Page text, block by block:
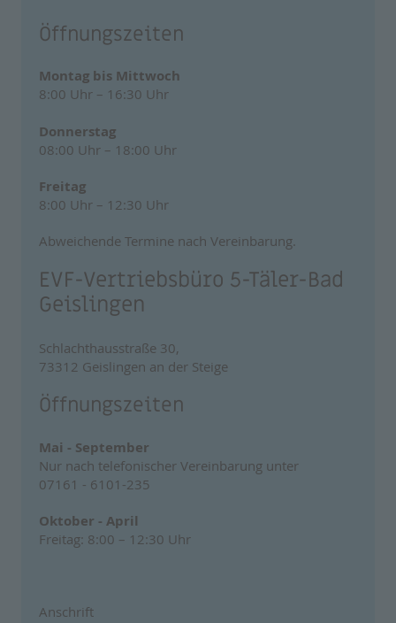
Öffnungszeiten
Montag bis Mittwoch
8:00 Uhr – 16:30 Uhr
Donnerstag
08:00 Uhr – 18:00 Uhr
Freitag
8:00 Uhr – 12:30 Uhr
Abweichende Termine nach Vereinbarung.
EVF-Vertriebsbüro 5-Täler-Bad
Geislingen
Schlachthausstraße 30,
73312 Geislingen an der Steige
Öffnungszeiten
Mai - September
Nur nach telefonischer Vereinbarung unter
07161 - 6101-235
Oktober - April
Freitag: 8:00 – 12:30 Uhr
Anschrift